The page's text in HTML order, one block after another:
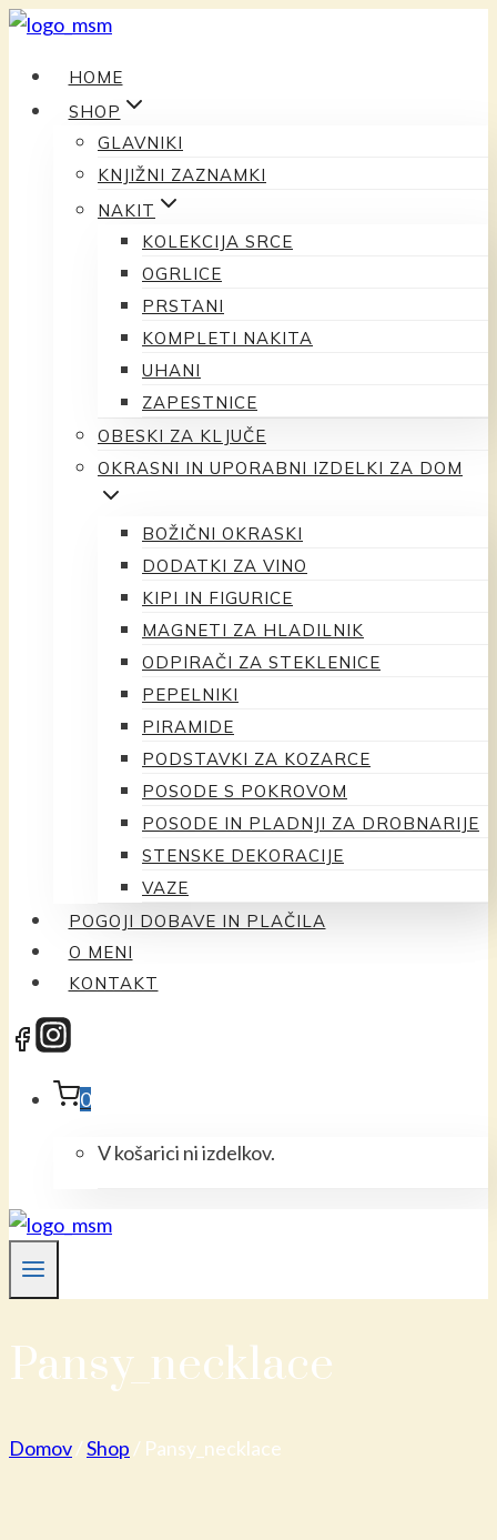
Preskoči
vsebinoHOME
SHOP
GLAVNIKI
KNJIŽNI ZAZNAMKI
NAKIT
KOLEKCIJA SRCE
OGRLICE
PRSTANI
KOMPLETI NAKITA
UHANI
ZAPESTNICE
OBESKI ZA KLJUČE
OKRASNI IN UPORABNI IZDELKI ZA DOM
BOŽIČNI OKRASKI
DODATKI ZA VINO
KIPI IN FIGURICE
MAGNETI ZA HLADILNIK
ODPIRAČI ZA STEKLENICE
PEPELNIKI
PIRAMIDE
PODSTAVKI ZA KOZARCE
POSODE S POKROVOM
POSODE IN PLADNJI ZA DROBNARIJE
STENSKE DEKORACIJE
VAZE
POGOJI DOBAVE IN PLAČILA
O MENI
KONTAKT
0
V košarici ni izdelkov.
Pansy_necklace
Domov/Shop / Pansy_necklace